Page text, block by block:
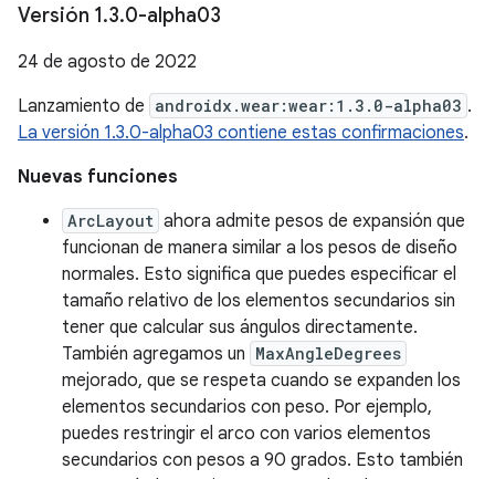
Versión 1.3.0-alpha03
24 de agosto de 2022
Lanzamiento de androidx.wear:wear:1.3.0-alpha03 .
La versión 1.3.0-alpha03 contiene estas confirmaciones.
Nuevas funciones
ArcLayout ahora admite pesos de expansión que
funcionan de manera similar a los pesos de diseño
normales. Esto significa que puedes especificar el
tamaño relativo de los elementos secundarios sin
tener que calcular sus ángulos directamente.
También agregamos un MaxAngleDegrees
mejorado, que se respeta cuando se expanden los
elementos secundarios con peso. Por ejemplo,
puedes restringir el arco con varios elementos
secundarios con pesos a 90 grados. Esto también